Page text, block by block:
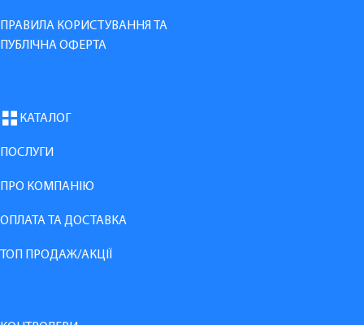
ПРАВИЛА КОРИСТУВАННЯ ТА
ПУБЛІЧНА ОФЕРТА
КАТАЛОГ
ПОСЛУГИ
ПРО КОМПАНІЮ
ОПЛАТА ТА ДОСТАВКА
ТОП ПРОДАЖ/АКЦІЇ